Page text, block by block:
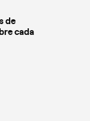
de
cada